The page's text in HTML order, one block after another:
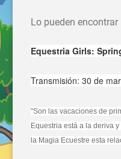
Lo pueden
Equestria Girls:
Transmisión: 30 de
"Son las vacaciones de
Equestria está a la deriva
la Magia Ecuestre esta